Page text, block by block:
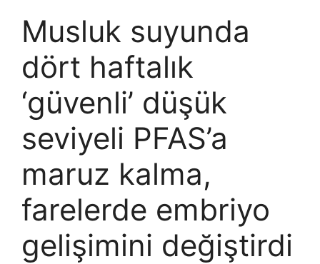
Musluk suyunda
dört haftalık
‘güvenli’ düşük
seviyeli PFAS’a
maruz kalma,
farelerde embriyo
gelişimini değiştirdi